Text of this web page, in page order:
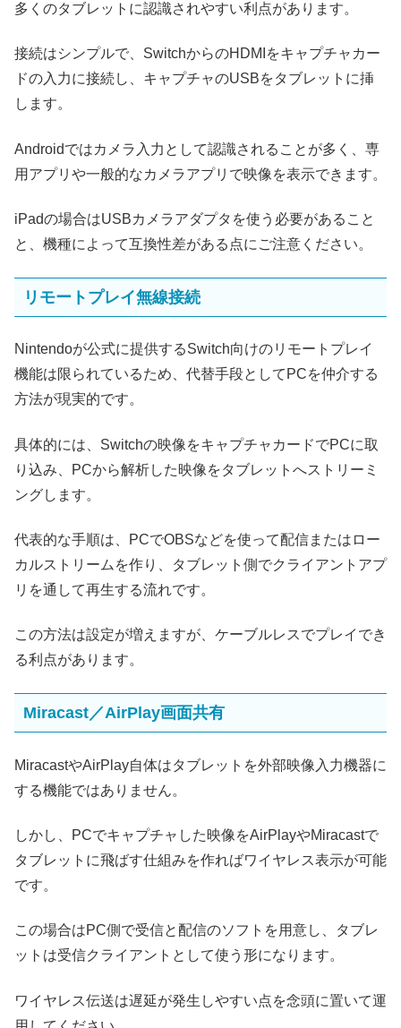
多くのタブレットに認識されやすい利点があります。
接続はシンプルで、SwitchからのHDMIをキャプチャカー
ドの入力に接続し、キャプチャのUSBをタブレットに挿
します。
Androidではカメラ入力として認識されることが多く、専
用アプリや一般的なカメラアプリで映像を表示できます。
iPadの場合はUSBカメラアダプタを使う必要があること
と、機種によって互換性差がある点にご注意ください。
リモートプレイ無線接続
Nintendoが公式に提供するSwitch向けのリモートプレイ
機能は限られているため、代替手段としてPCを仲介する
方法が現実的です。
具体的には、Switchの映像をキャプチャカードでPCに取
り込み、PCから解析した映像をタブレットへストリーミ
ングします。
代表的な手順は、PCでOBSなどを使って配信またはロー
カルストリームを作り、タブレット側でクライアントアプ
リを通して再生する流れです。
この方法は設定が増えますが、ケーブルレスでプレイでき
る利点があります。
Miracast／AirPlay画面共有
MiracastやAirPlay自体はタブレットを外部映像入力機器に
する機能ではありません。
しかし、PCでキャプチャした映像をAirPlayやMiracastで
タブレットに飛ばす仕組みを作ればワイヤレス表示が可能
です。
この場合はPC側で受信と配信のソフトを用意し、タブレ
ットは受信クライアントとして使う形になります。
ワイヤレス伝送は遅延が発生しやすい点を念頭に置いて運